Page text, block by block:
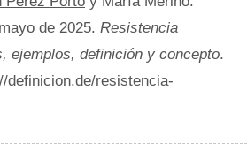
de 2025. Resistencia
ejemplos, definición y concepto.
definicion.de/resistencia-